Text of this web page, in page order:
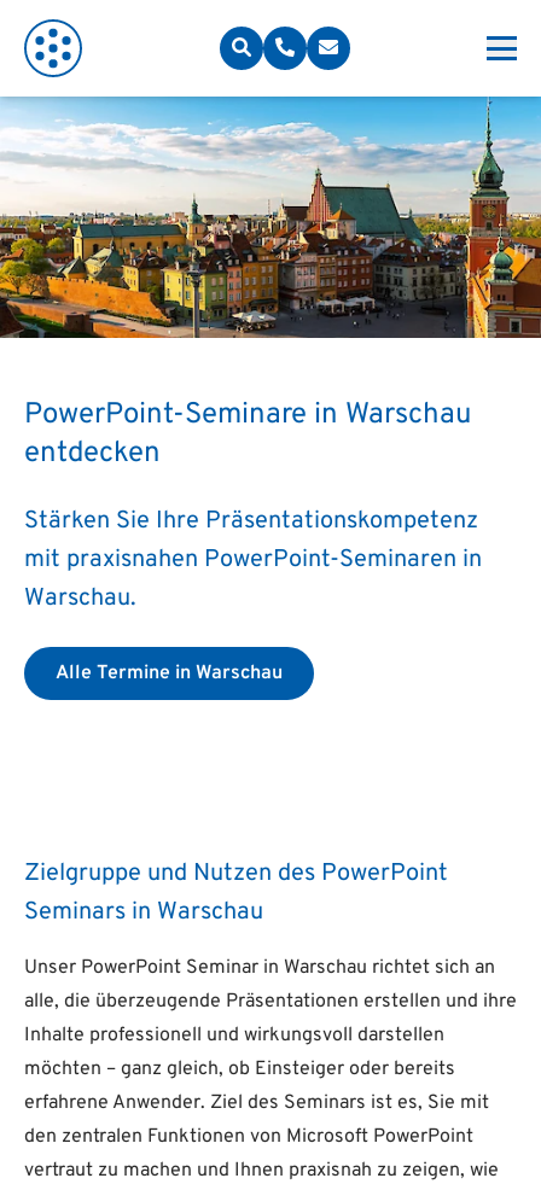
PowerPoint-Seminare in Warschau
entdecken
Stärken Sie Ihre Präsentationskompetenz
mit praxisnahen PowerPoint-Seminaren in
Warschau.
Alle Termine in Warschau
Zielgruppe und Nutzen des PowerPoint
Seminars in Warschau
Unser PowerPoint Seminar in Warschau richtet sich an
alle, die überzeugende Präsentationen erstellen und ihre
Inhalte professionell und wirkungsvoll darstellen
möchten – ganz gleich, ob Einsteiger oder bereits
erfahrene Anwender. Ziel des Seminars ist es, Sie mit
den zentralen Funktionen von Microsoft PowerPoint
vertraut zu machen und Ihnen praxisnah zu zeigen, wie